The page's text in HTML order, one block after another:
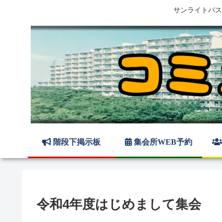
サンライトパ
階段下掲示板 集会所WEB予約
令和4年度はじめまして集会